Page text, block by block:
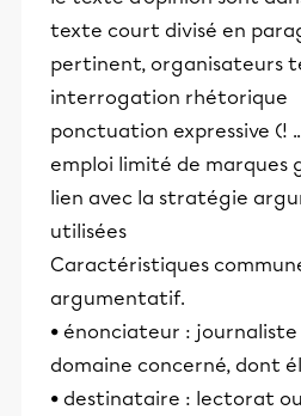
texte court divisé en
pertinent, organisateurs
interrogation rhétorique
ponctuation expressive (!
emploi limité de marques
lien avec la stratégie
utilisées
Caractéristiques
argumentatif.
• énonciateur :
domaine concerné, dont
• destinataire : lectorat